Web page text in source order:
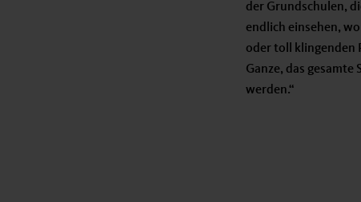
der Grundschulen,
endlich einsehen,
oder toll klingenden
Ganze, das
werden.“